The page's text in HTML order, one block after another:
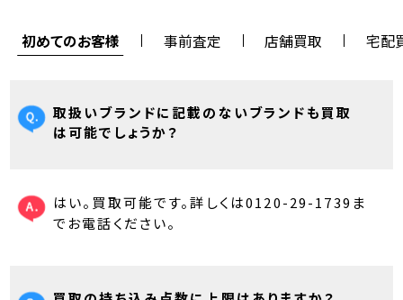
初めてのお客様 事前査定 店舗買取 宅配
取扱いブランドに記載のないブランドも買取
は可能でしょうか？
はい。買取可能です。詳しくは0120-29-1739ま
でお電話ください。